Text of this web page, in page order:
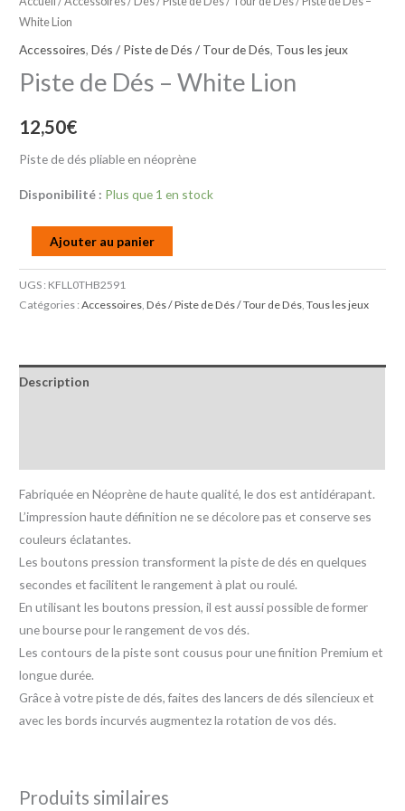
White Lion
Accessoires,Dés / Piste de Dés / Tour de Dés, Tous les jeux
Piste de Dés – White Lion
12,50€
Piste de dés pliable en néoprène
Disponibilité : Plus que 1 en stock
Ajouter au panier
UGS : KFLL0THB2591
Catégories :Accessoires,Dés / Piste de Dés / Tour de Dés,Tous les jeux
Description
Fabriquée en Néoprène de haute qualité, le dos est antidérapant.
L’impression haute définition ne se décolore pas et conserve ses
couleurs éclatantes.
Les boutons pression transforment la piste de dés en quelques
secondes et facilitent le rangement à plat ou roulé.
En utilisant les boutons pression, il est aussi possible de former
une bourse pour le rangement de vos dés.
Les contours de la piste sont cousus pour une finition Premium et
longue durée.
Grâce à votre piste de dés, faites des lancers de dés silencieux et
avec les bords incurvés augmentez la rotation de vos dés.
Produits similaires